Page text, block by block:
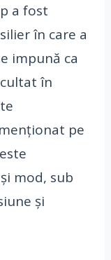
a fost
în care a
impună ca
în
pe
mod, sub
și